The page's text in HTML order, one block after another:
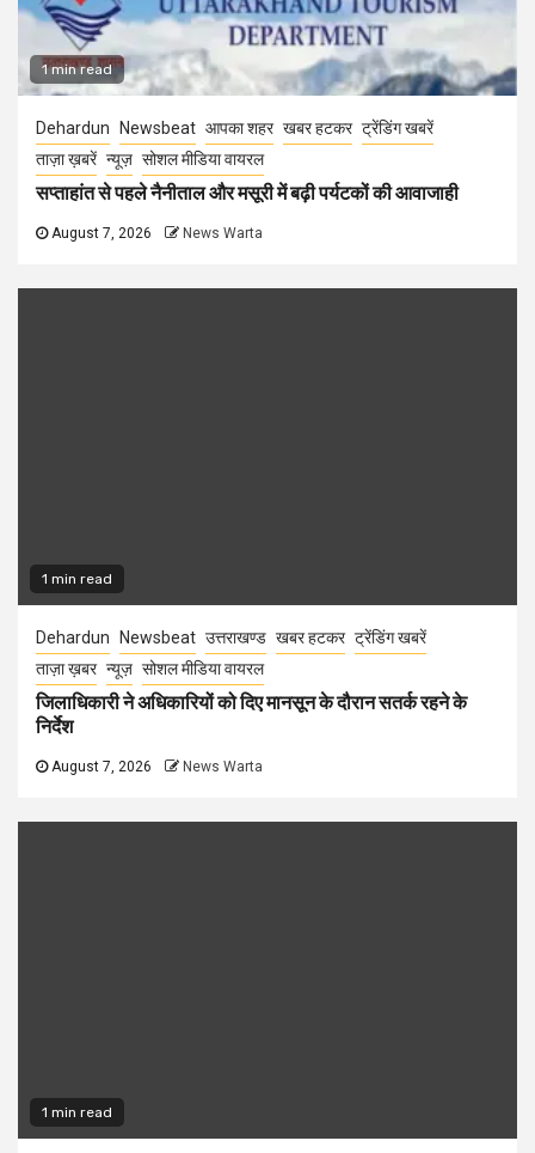
1 min read
Dehardun Newsbeat आपका शहर खबर हटकर ट्रेंडिंग खबरें
ताज़ा ख़बरें न्यूज़ सोशल मीडिया वायरल
सप्ताहांत से पहले नैनीताल और मसूरी में बढ़ी पर्यटकों की आवाजाही
August 7, 2026 News Warta
1 min read
Dehardun Newsbeat उत्तराखण्ड खबर हटकर ट्रेंडिंग खबरें
ताज़ा ख़बर न्यूज़ सोशल मीडिया वायरल
जिलाधिकारी ने अधिकारियों को दिए मानसून के दौरान सतर्क रहने के
निर्देश
August 7, 2026 News Warta
1 min read